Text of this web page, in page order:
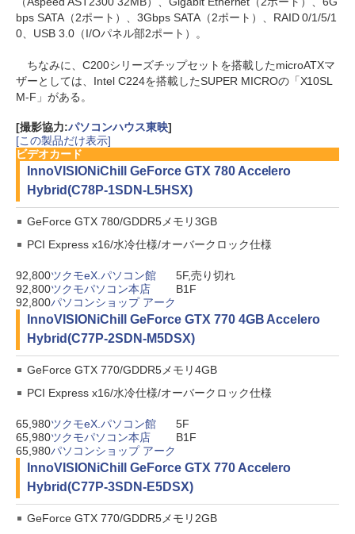
bps SATA（2ポート）、3Gbps SATA（2ポート）、RAID 0/1/5/1
0、USB 3.0（I/Oパネル部2ポート）。
ちなみに、C200シリーズチップセットを搭載したmicroATXマ
ザーとしては、Intel C224を搭載したSUPER MICROの「X10SL
M-F」がある。
[撮影協力:パソコンハウス東映]
[この製品だけ表示]
ビデオカード
InnoVISION iChill GeForce GTX 780 Accelero
Hybrid(C78P-1SDN-L5HSX)
GeForce GTX 780/GDDR5メモリ3GB
PCI Express x16/水冷仕様/オーバークロック仕様
92,800ツクモeX.パソコン館
5F,売り切れ
92,800ツクモパソコン本店
B1F
92,800パソコンショップ アーク
InnoVISION iChill GeForce GTX 770 4GB Accelero
Hybrid(C77P-2SDN-M5DSX)
GeForce GTX 770/GDDR5メモリ4GB
PCI Express x16/水冷仕様/オーバークロック仕様
65,980ツクモeX.パソコン館
5F
65,980ツクモパソコン本店
B1F
65,980パソコンショップ アーク
InnoVISION iChill GeForce GTX 770 Accelero
Hybrid(C77P-3SDN-E5DSX)
GeForce GTX 770/GDDR5メモリ2GB